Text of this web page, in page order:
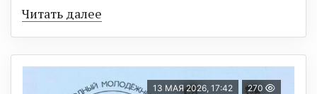
Читать далее
13 МАЯ 2026, 17:42 270